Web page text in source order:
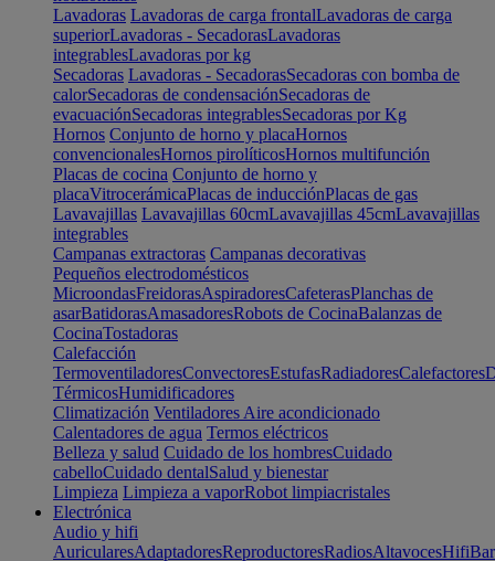
Lavadoras Lavadoras de carga frontalLavadoras de carga
superiorLavadoras - SecadorasLavadoras
integrablesLavadoras por kg
Secadoras Lavadoras - SecadorasSecadoras con bomba de
calorSecadoras de condensaciónSecadoras de
evacuaciónSecadoras integrablesSecadoras por Kg
Hornos Conjunto de horno y placaHornos
convencionalesHornos pirolíticosHornos multifunción
Placas de cocina Conjunto de horno y
placaVitrocerámicaPlacas de inducciónPlacas de gas
Lavavajillas Lavavajillas 60cmLavavajillas 45cmLavavajillas
integrables
Campanas extractoras Campanas decorativas
Pequeños electrodomésticos
MicroondasFreidorasAspiradoresCafeterasPlanchas de
asarBatidorasAmasadoresRobots de CocinaBalanzas de
CocinaTostadoras
Calefacción
TermoventiladoresConvectoresEstufasRadiadoresCalefactores
TérmicosHumidificadores
Climatización Ventiladores Aire acondicionado
Calentadores de agua Termos eléctricos
Belleza y salud Cuidado de los hombresCuidado
cabelloCuidado dentalSalud y bienestar
Limpieza Limpieza a vaporRobot limpiacristales
Electrónica
Audio y hifi
AuricularesAdaptadoresReproductoresRadiosAltavocesHifi